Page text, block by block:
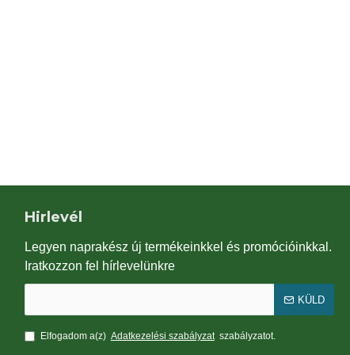
Hirlevél
Legyen naprakész új termékeinkkel és promócióinkkal.
Iratkozzon fel hírlevelünkre
KÜLD
Elfogadom a(z) Adatkezelési szabályzat szabályzatot.